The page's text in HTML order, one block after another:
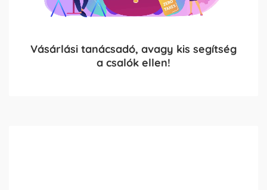
Vásárlási tanácsadó, avagy kis segítség
a csalók ellen!